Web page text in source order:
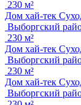
230 м²
Дом хай-тек
Выборгский
230 м²
Дом хай-тек
Выборгский
230 м²
Дом хай-тек
Выборгский